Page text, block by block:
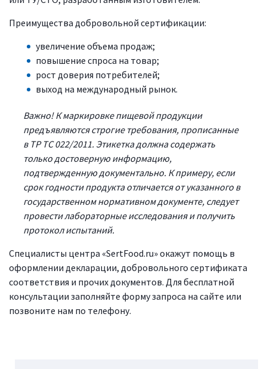
Преимущества добровольной сертификации:
увеличение объема продаж;
повышение спроса на товар;
рост доверия потребителей;
выход на международный рынок.
Важно! К маркировке пищевой продукции
предъявляются строгие требования, прописанные
в ТР ТС 022/2011. Этикетка должна содержать
только достоверную информацию,
подтвержденную документально. К примеру, если
срок годности продукта отличается от указанного в
государственном нормативном документе, следует
провести лабораторные исследования и получить
протокол испытаний.
Специалисты центра «SertFood.ru» окажут помощь в
оформлении декларации, добровольного сертификата
соответствия и прочих документов. Для бесплатной
консультации заполняйте форму запроса на сайте или
позвоните нам по телефону.